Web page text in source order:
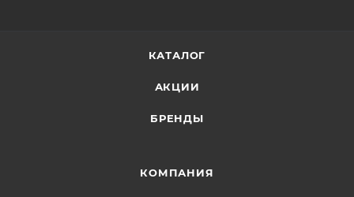
КАТАЛОГ
АКЦИИ
БРЕНДЫ
КОМПАНИЯ